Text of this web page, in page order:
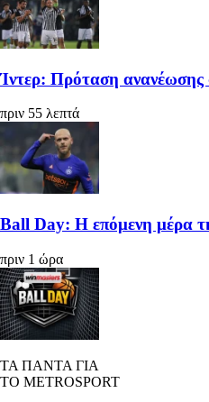
Ίντερ: Πρόταση ανανέωσης
πριν 55 λεπτά
Βall Day: Η επόμενη μέρα
πριν 1 ώρα
ΤΑ ΠΑΝΤΑ ΓΙΑ
ΤΟ METROSPORT